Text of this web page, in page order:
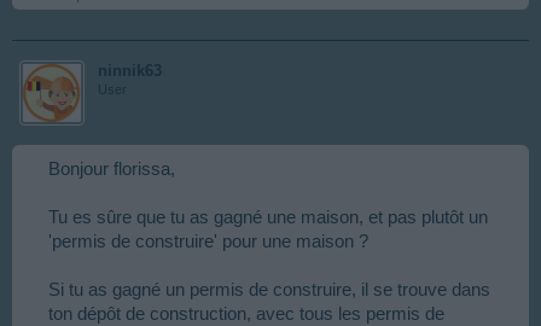
ninnik63
User
Bonjour florissa,
Tu es sûre que tu as gagné une maison, et pas plutôt un
'permis de construire' pour une maison ?
Si tu as gagné un permis de construire, il se trouve dans
ton dépôt de construction, avec tous les permis de